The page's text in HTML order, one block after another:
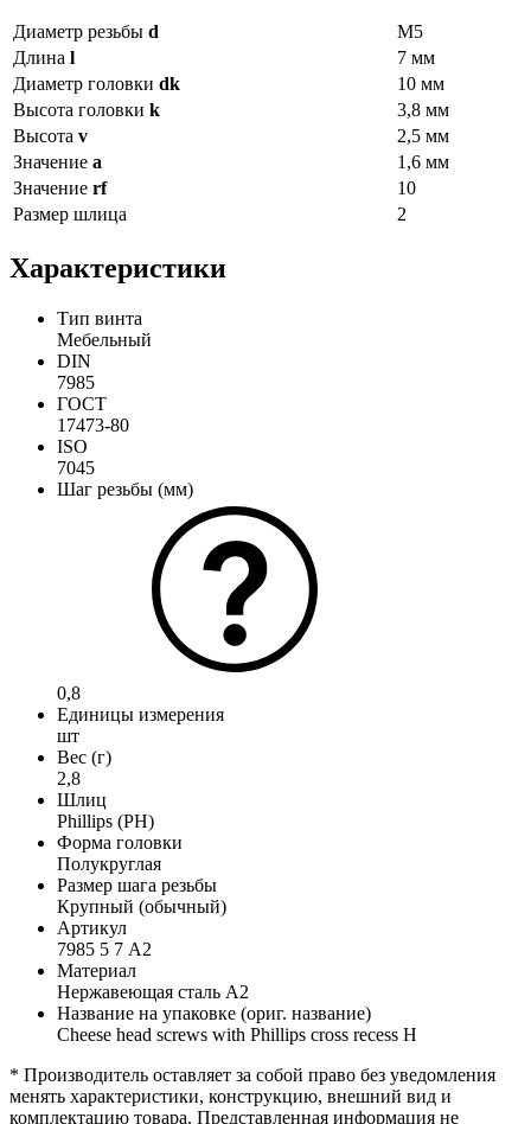
Диаметр резьбы d
М5
Длина l
7 мм
Диаметр головки dk
10 мм
Высота головки k
3,8 мм
Высота v
2,5 мм
Значение a
1,6 мм
Значение rf
10
Размер шлица
2
Характеристики
Тип винта
Мебельный
DIN
7985
ГОСТ
17473-80
ISO
7045
Шаг резьбы (мм)
0,8
Единицы измерения
шт
Вес (г)
2,8
Шлиц
Phillips (PH)
Форма головки
Полукруглая
Размер шага резьбы
Крупный (обычный)
Артикул
7985 5 7 А2
Материал
Нержавеющая сталь А2
Название на упаковке (ориг. название)
Cheese head screws with Phillips cross recess H
* Производитель оставляет за собой право без уведомления
менять характеристики, конструкцию, внешний вид и
комплектацию товара. Представленная информация не